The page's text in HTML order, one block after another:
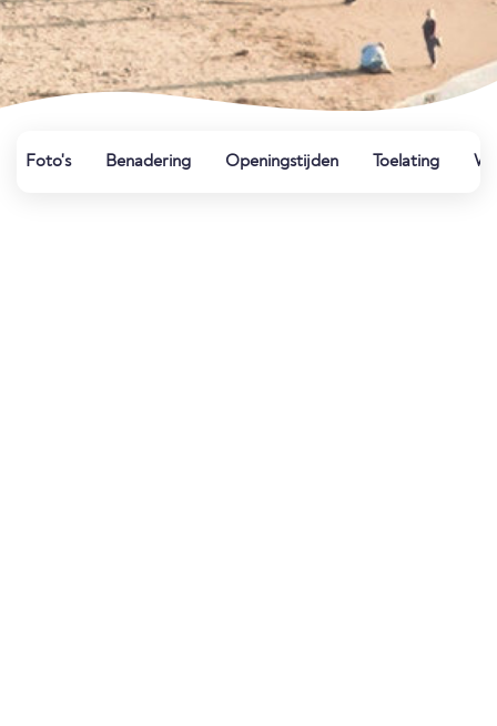
Foto's Benadering Openingstijden Toelating